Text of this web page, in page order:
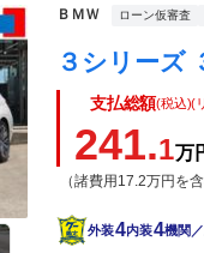
ＢＭＷ ローン仮審査
支払総額(税込)(
241.1万
（諸費用17.2万円を含
外装4内装4機関